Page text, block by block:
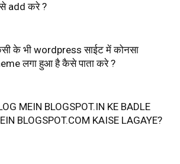
add करे ?
के भी wordpress साईट में कोनसा
लगा हुआ है कैसे पाता करे ?
MEIN BLOGSPOT.IN KE BADLE
BLOGSPOT.COM KAISE LAGAYE?